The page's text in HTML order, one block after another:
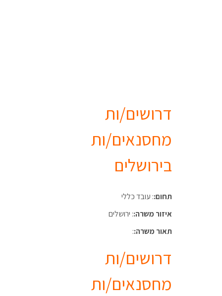
דרושים/ות
מחסנאים/ות
בירושלים
תחום:: עובד כללי
איזור משרה:: ירושלים
תאור משרה::
דרושים/ות
מחסנאים/ות